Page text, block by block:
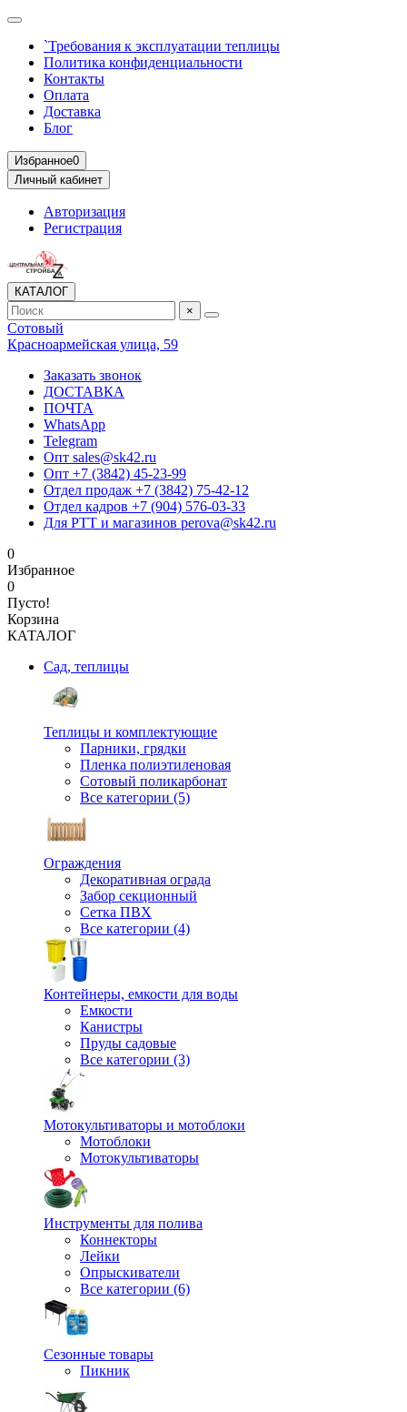
`Требования к эксплуатации теплицы
Политика конфиденциальности
Контакты
Оплата
Доставка
Блог
Избранное0
Личный кабинет
Авторизация
Регистрация
КАТАЛОГ
×
Сотовый
Красноармейская улица, 59
Заказать звонок
ДОСТАВКА
ПОЧТА
WhatsApp
Telegram
Опт sales@sk42.ru
Опт +7 (3842) 45-23-99
Отдел продаж +7 (3842) 75-42-12
Отдел кадров +7 (904) 576-03-33
Для РТТ и магазинов perova@sk42.ru
0
Избранное
0
Пусто!
Корзина
КАТАЛОГ
Сад, теплицы
Теплицы и комплектующие
Парники, грядки
Пленка полиэтиленовая
Сотовый поликарбонат
Все категории (5)
Ограждения
Декоративная ограда
Забор секционный
Сетка ПВХ
Все категории (4)
Контейнеры, емкости для воды
Емкости
Канистры
Пруды садовые
Все категории (3)
Мотокультиваторы и мотоблоки
Мотоблоки
Мотокультиваторы
Инструменты для полива
Коннекторы
Лейки
Опрыскиватели
Все категории (6)
Сезонные товары
Пикник